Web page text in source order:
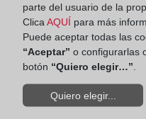
Paseo de Germanias,
Horario:
De lunes a viernes de
Agosto: De lunes a
Los días 24 y 31 de
parte del usuario de la
Clica AQUÍ para más
Puede aceptar todas las
“Aceptar” o configurarlas
botón “Quiero elegir…”
Quiero elegir...